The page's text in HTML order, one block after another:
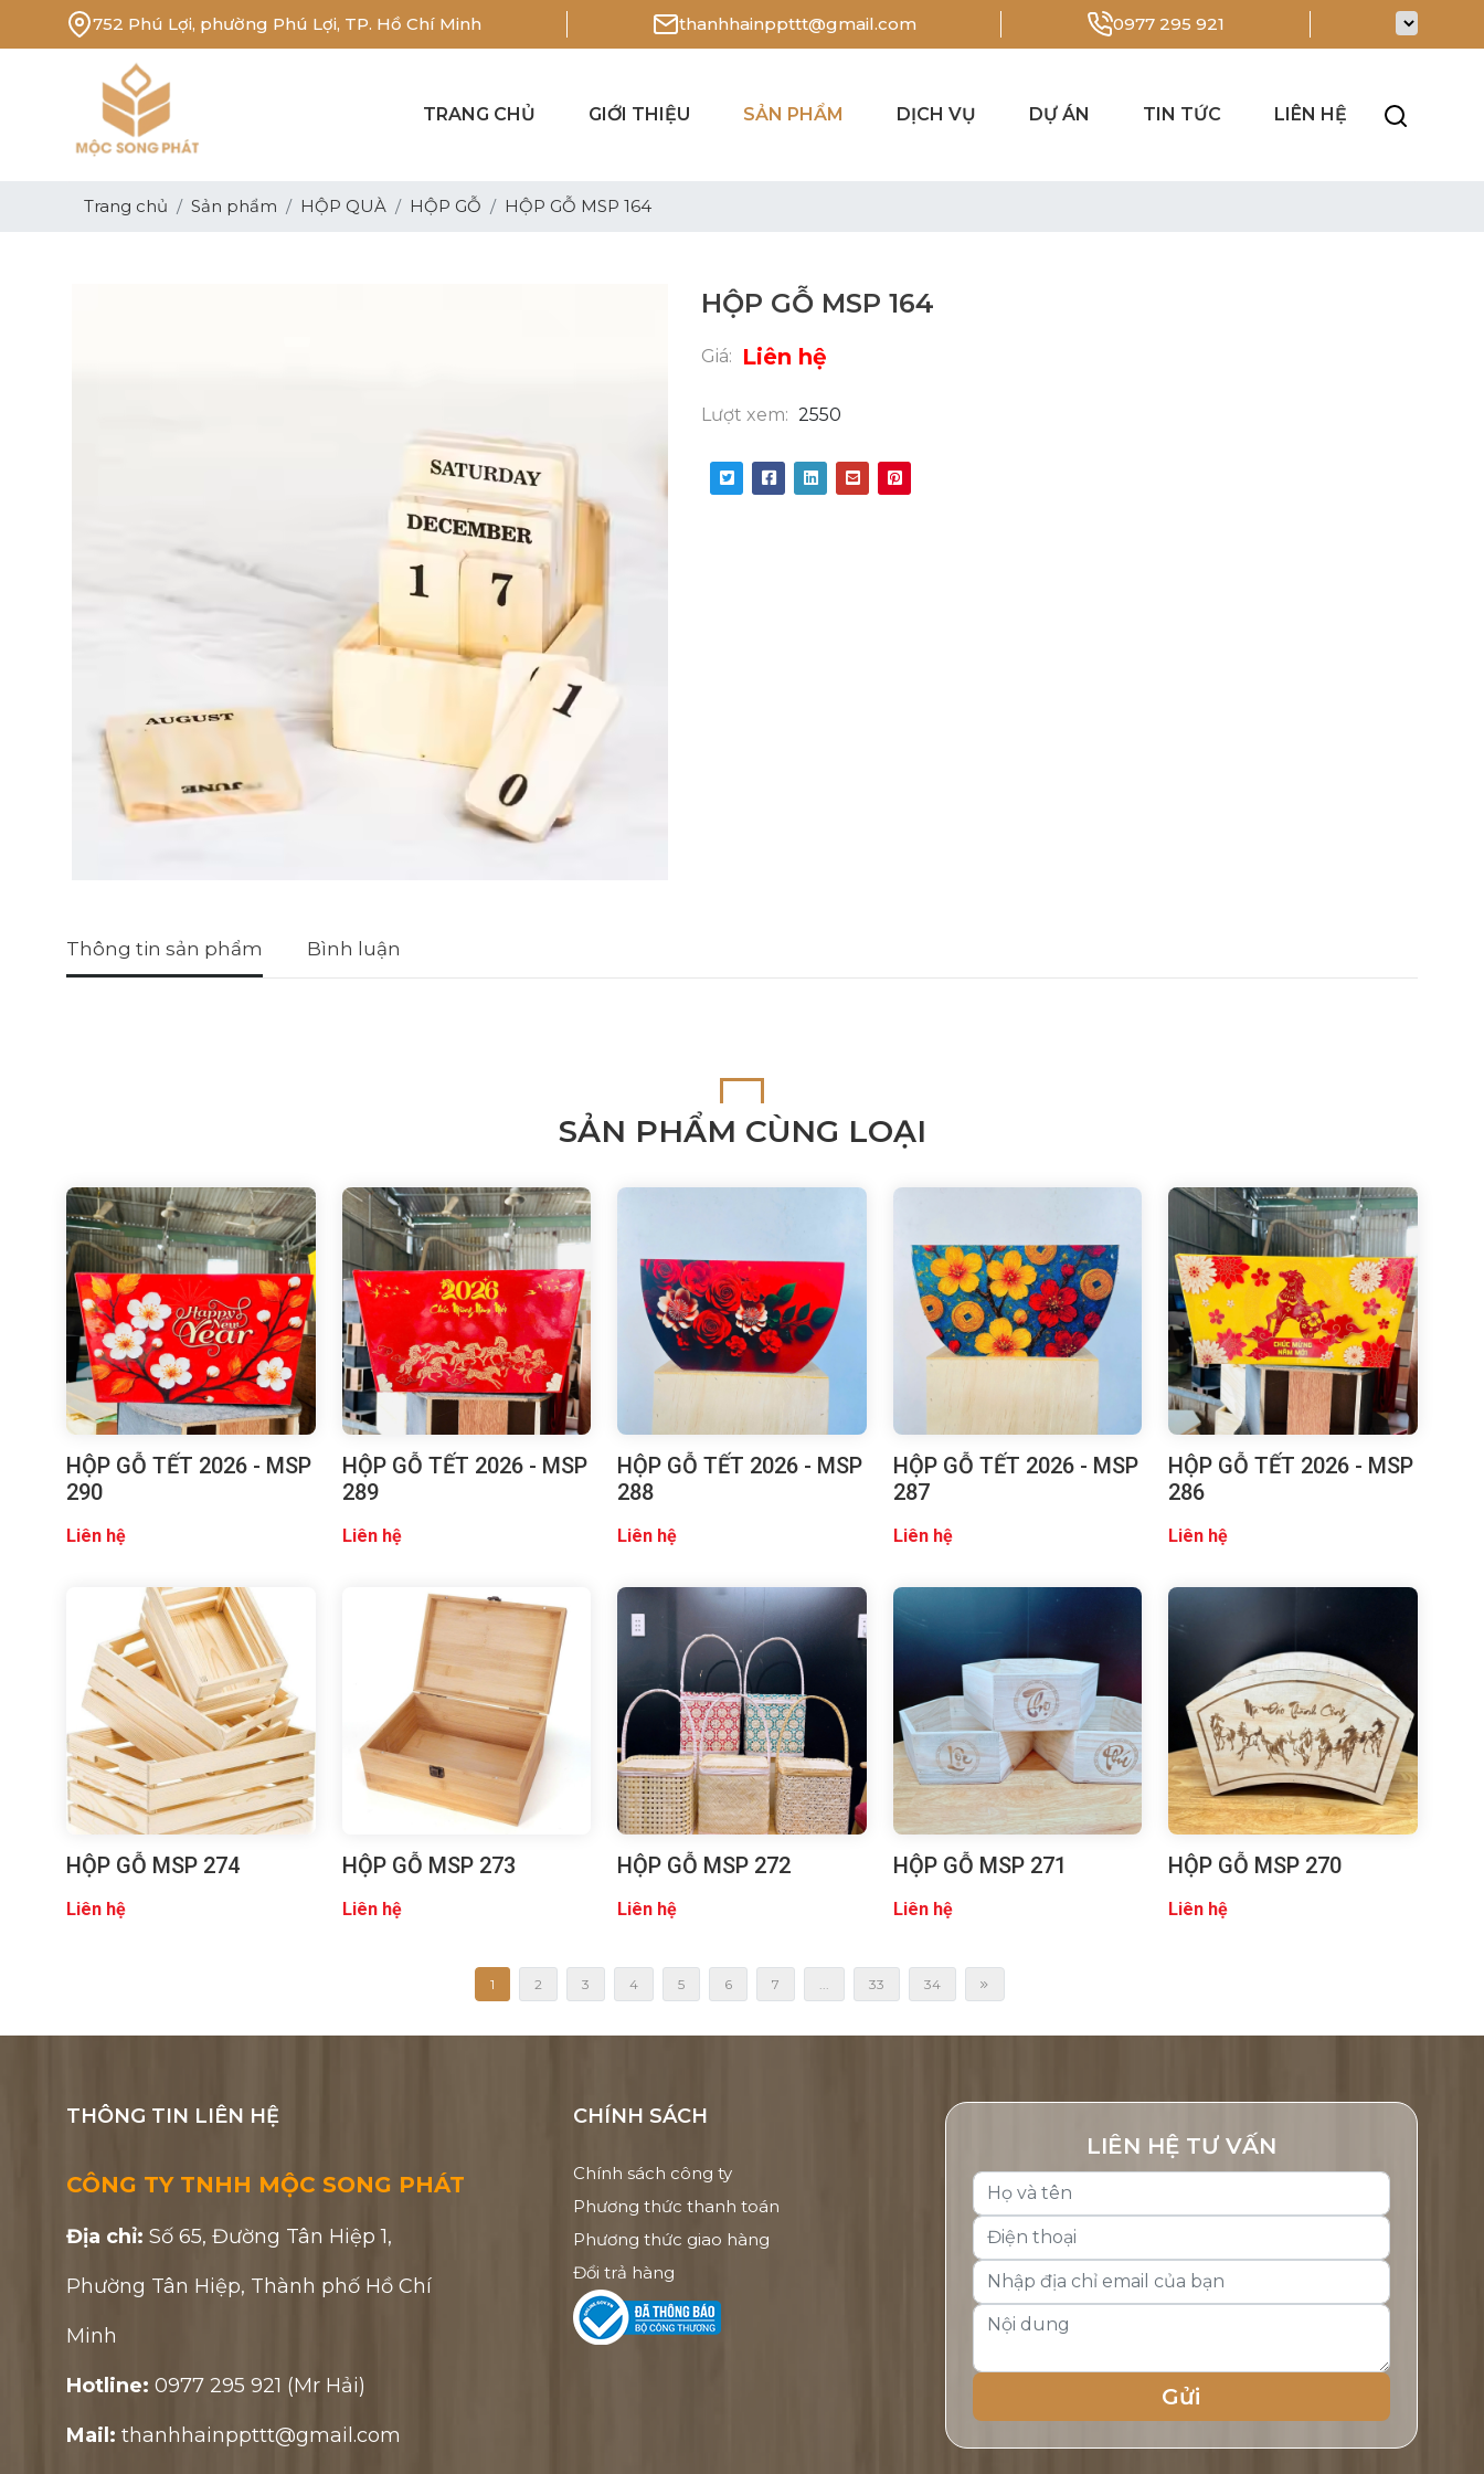
752 Phú Lợi, phường Phú Lợi, TP. Hồ Chí Minh thanhhainppttt@gmail.com 0977 295 921
TRANG CHỦ GIỚI THIỆU SẢN PHẨM DỊCH VỤ DỰ ÁN TIN TỨC LIÊN HỆ
Trang chủ Sản phẩm HỘP QUÀ HỘP GỖ HỘP GỖ MSP 164
HỘP GỖ MSP 164
Giá: Liên hệ
Lượt xem: 2550
Thông tin sản phẩm Bình luận
SẢN PHẨM CÙNG LOẠI
HỘP GỖ TẾT 2026 - MSP
290
Liên hệ
HỘP GỖ TẾT 2026 - MSP
289
Liên hệ
HỘP GỖ TẾT 2026 - MSP
288
Liên hệ
HỘP GỖ TẾT 2026 - MSP
287
Liên hệ
HỘP GỖ TẾT 2026 - MSP
286
Liên hệ
HỘP GỖ MSP 274
Liên hệ
HỘP GỖ MSP 273
Liên hệ
HỘP GỖ MSP 272
Liên hệ
HỘP GỖ MSP 271
Liên hệ
HỘP GỖ MSP 270
Liên hệ
1 2 3 4 5 6 7 33 34
THÔNG TIN LIÊN HỆ
CÔNG TY TNHH MỘC SONG PHÁT
Địa chỉ: Số 65, Đường Tân Hiệp 1,
Phường Tân Hiệp, Thành phố Hồ Chí
Minh
Hotline: 0977 295 921 (Mr Hải)
Mail: thanhhainppttt@gmail.com
CHÍNH SÁCH
Chính sách công ty
Phương thức thanh toán
Phương thức giao hàng
Đổi trả hàng
LIÊN HỆ TƯ VẤN